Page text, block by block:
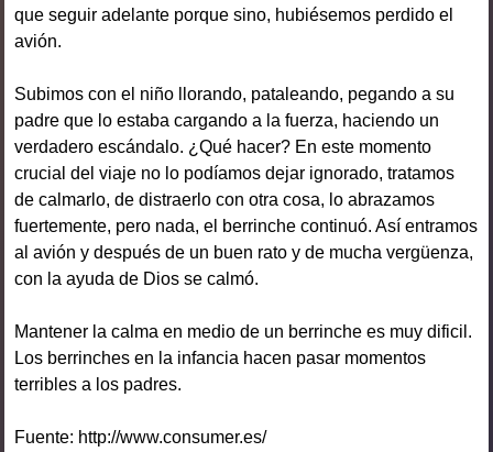
que seguir adelante porque sino, hubiésemos perdido el
avión.
Subimos con el niño llorando, pataleando, pegando a su
padre que lo estaba cargando a la fuerza, haciendo un
verdadero escándalo. ¿Qué hacer? En este momento
crucial del viaje no lo podíamos dejar ignorado, tratamos
de calmarlo, de distraerlo con otra cosa, lo abrazamos
fuertemente, pero nada, el berrinche continuó. Así entramos
al avión y después de un buen rato y de mucha vergüenza,
con la ayuda de Dios se calmó.
Mantener la calma en medio de un berrinche es muy dificil.
Los berrinches en la infancia hacen pasar momentos
terribles a los padres.
Fuente: http://www.consumer.es/